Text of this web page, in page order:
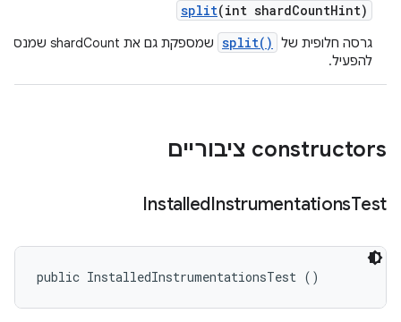
split(int shardCountHint)
גרסה חלופית של split()
שמספקת גם את shardCount שמנסים
להפעיל.
‫constructors ציבוריים
InstalledInstrumentationsTest
public InstalledInstrumentationsTest ()